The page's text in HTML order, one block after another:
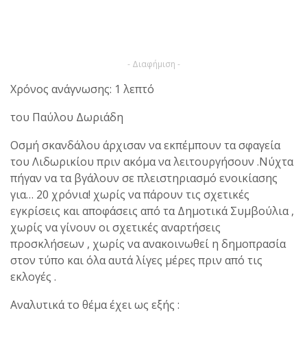
- Διαφήμιση -
Χρόνος ανάγνωσης: 1 λεπτό
του Παύλου Δωριάδη
Οσμή σκανδάλου άρχισαν να εκπέμπουν τα σφαγεία
του Λιδωρικίου πριν ακόμα να λειτουργήσουν .Νύχτα
πήγαν να τα βγάλουν σε πλειστηριασμό ενοικίασης
για… 20 χρόνια! χωρίς να πάρουν τις σχετικές
εγκρίσεις και αποφάσεις από τα Δημοτικά Συμβούλια ,
χωρίς να γίνουν οι σχετικές αναρτήσεις
προσκλήσεων , χωρίς να ανακοινωθεί η δημοπρασία
στον τύπο και όλα αυτά λίγες μέρες πριν από τις
εκλογές .
Αναλυτικά το θέμα έχει ως εξής :